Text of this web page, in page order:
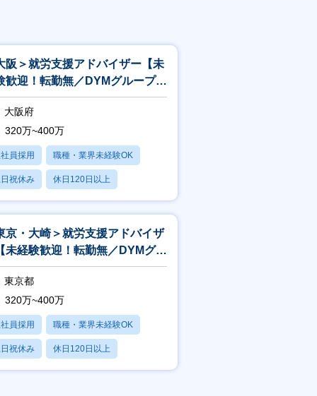
阪＞就労支援アドバイザー【未
歓迎！転勤無／DYMグループ／
ピタリティ高い方歓迎／土日
大阪府
320万~400万
員採用 職種・業界未経験OK
祝休み 休日120日以上
・育休あり
京・大崎＞就労支援アドバイザ
未経験歓迎！転勤無／DYMグル
／ホスピタリティ高い方歓迎】
東京都
320万~400万
員採用 職種・業界未経験OK
祝休み 休日120日以上
・育休あり